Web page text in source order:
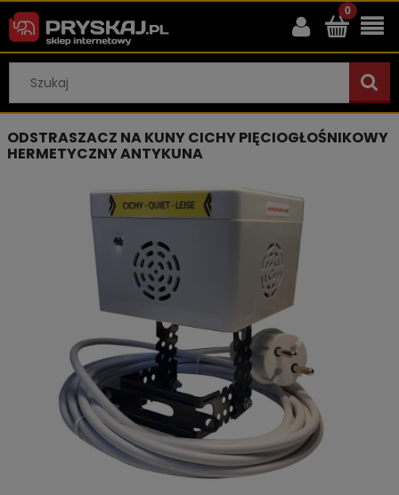
ODSTRASZACZ NA KUNY CICHY PIĘCIOGŁOŚNIKOWY
HERMETYCZNY ANTYKUNA